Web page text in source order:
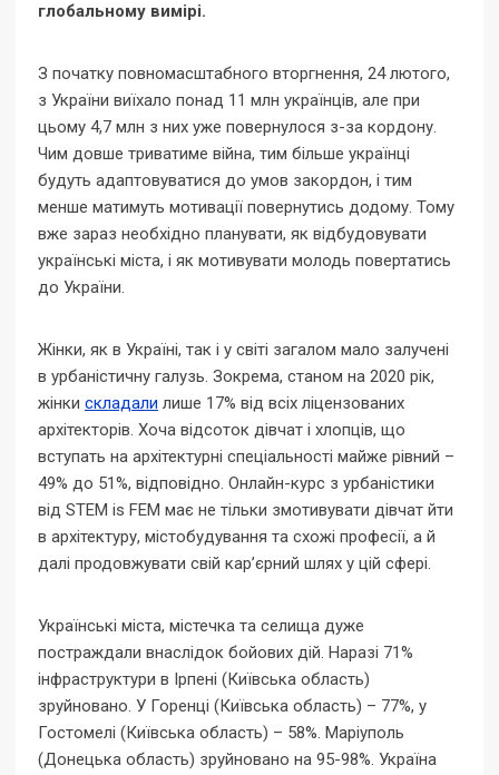
глобальному вимірі.
З початку повномасштабного вторгнення, 24 лютого,
з України виїхало понад 11 млн українців, але при
цьому 4,7 млн з них уже повернулося з-за кордону.
Чим довше триватиме війна, тим більше українці
будуть адаптовуватися до умов закордон, і тим
менше матимуть мотивації повернутись додому. Тому
вже зараз необхідно планувати, як відбудовувати
українські міста, і як мотивувати молодь повертатись
до України.
Жінки, як в Україні, так і у світі загалом мало залучені
в урбаністичну галузь. Зокрема, станом на 2020 рік,
жінки складали лише 17% від всіх ліцензованих
архітекторів. Хоча відсоток дівчат і хлопців, що
вступать на архітектурні спеціальності майже рівний –
49% до 51%, відповідно. Онлайн-курс з урбаністики
від STEM is FEM має не тільки змотивувати дівчат йти
в архітектуру, містобудування та схожі професії, а й
далі продовжувати свій кар’єрний шлях у цій сфері.
Українські міста, містечка та селища дуже
постраждали внаслідок бойових дій. Наразі 71%
інфраструктури в Ірпені (Київська область)
зруйновано. У Горенці (Київська область) – 77%, у
Гостомелі (Київська область) – 58%. Маріуполь
(Донецька область) зруйновано на 95-98%. Україна